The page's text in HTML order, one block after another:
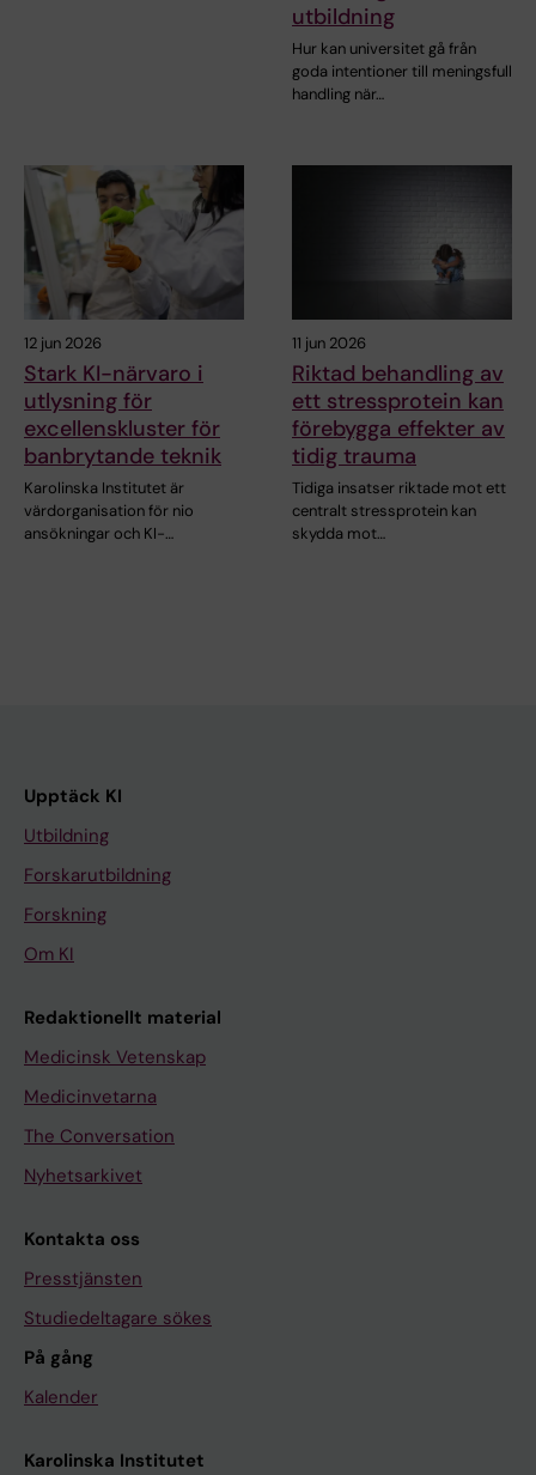
utbildning
Hur kan universitet gå från
goda intentioner till meningsfull
handling när…
12 jun 2026
Stark KI-närvaro i
utlysning för
excellenskluster för
banbrytande teknik
Karolinska Institutet är
värdorganisation för nio
ansökningar och KI-…
11 jun 2026
Riktad behandling av
ett stressprotein kan
förebygga effekter av
tidig trauma
Tidiga insatser riktade mot ett
centralt stressprotein kan
skydda mot…
Upptäck KI
Utbildning
Forskarutbildning
Forskning
Om KI
Redaktionellt material
Medicinsk Vetenskap
Medicinvetarna
The Conversation
Nyhetsarkivet
Kontakta oss
Presstjänsten
Studiedeltagare sökes
På gång
Kalender
Karolinska Institutet